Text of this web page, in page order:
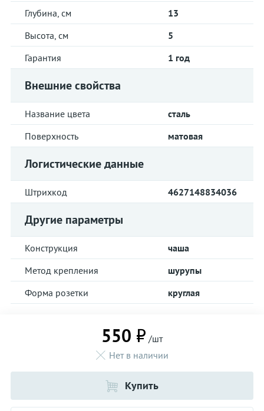
Глубина, см
13
Высота, см
5
Гарантия
1 год
Внешние свойства
Название цвета
сталь
Поверхность
матовая
Логистические данные
Штрихкод 4627148834036
Другие параметры
Конструкция
чаша
Метод крепления
шурупы
Форма розетки
круглая
550 ₽ /шт
Нет в наличии
Купить